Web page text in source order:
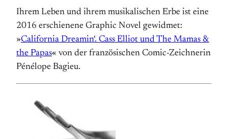
Ihrem Leben und ihrem musikalischen Erbe ist eine
2016 erschienene Graphic Novel gewidmet:
»California Dreamin‘. Cass Elliot und The Mamas &
the Papas« von der französischen Comic-Zeichnerin
Pénélope Bagieu.